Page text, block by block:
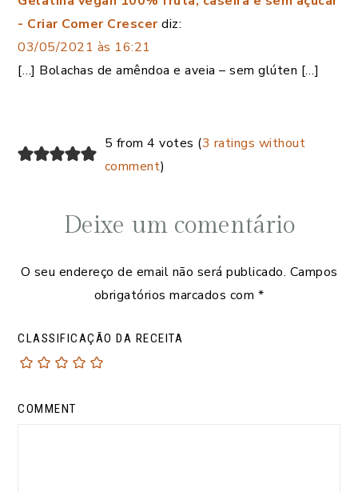
- Criar Comer Crescer diz:
03/05/2021 às 16:21
[…] Bolachas de amêndoa e aveia – sem glúten […]
5 from 4 votes (3 ratings without
comment)
Deixe um comentário
O seu endereço de email não será publicado. Campos
obrigatórios marcados com *
CLASSIFICAÇÃO DA RECEITA
COMMENT